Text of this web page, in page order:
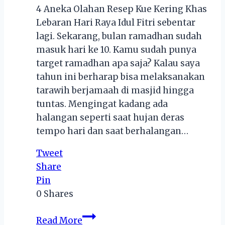
4 Aneka Olahan Resep Kue Kering Khas
Lebaran Hari Raya Idul Fitri sebentar
lagi. Sekarang, bulan ramadhan sudah
masuk hari ke 10. Kamu sudah punya
target ramadhan apa saja? Kalau saya
tahun ini berharap bisa melaksanakan
tarawih berjamaah di masjid hingga
tuntas. Mengingat kadang ada
halangan seperti saat hujan deras
tempo hari dan saat berhalangan…
Tweet
Share
Pin
0 Shares
Read More4